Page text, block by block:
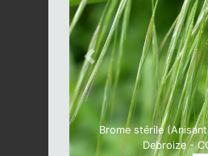
Brome stérile
Debroize -
Previous